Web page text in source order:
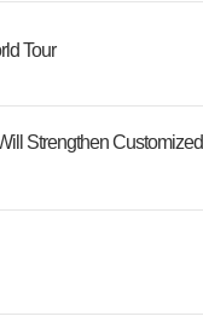
Tour
Strengthen Customized